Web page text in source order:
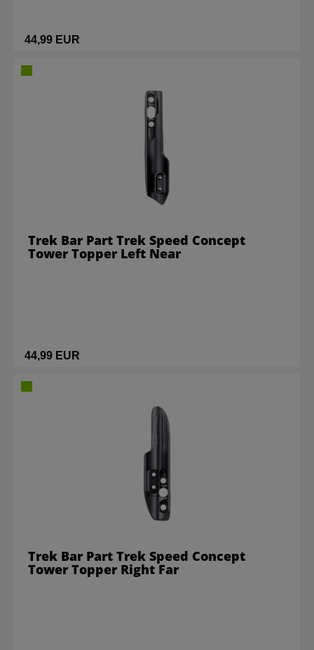
44,99 EUR
44,99 EUR
Trek Bar Part Trek Speed Concept
Tower Topper Left Near
Trek Bar Part Trek Speed Concept
Tower Topper Right Far